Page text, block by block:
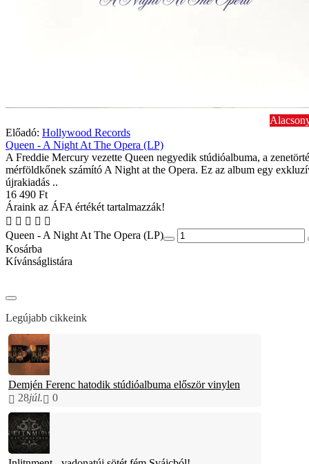
Előadó: Hollywood Records
Queen - A Night At The Opera (LP)
A Freddie Mercury vezette Queen negyedik stúdióalbuma, a
mérföldkőnek számító A Night at the Opera. Ez az album egy
újrakiadás ..
16 490 Ft
Áraink az ÁFA értékét tartalmazzák!
Queen - A Night At The Opera (LP)
Kosárba
Kívánságlistára
Legújabb cikkeink
Demjén Ferenc hatodik stúdióalbuma először vinylen
28júl. 0